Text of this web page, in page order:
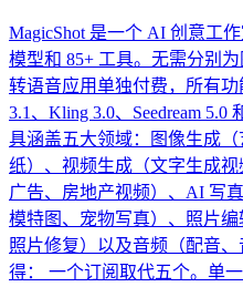
MagicShot 是一个 AI 创意工
模型和 85+ 工具。无需分别
转语音应用单独付费，所有
3.1、Kling 3.0、Seedream 5.0
具涵盖五大领域：图像生成
纸）、视频生成（文字生成
广告、房地产视频）、AI 写
模特图、宠物写真）、照片
照片修复）以及音频（配音
得： 一个订阅取代五个。单